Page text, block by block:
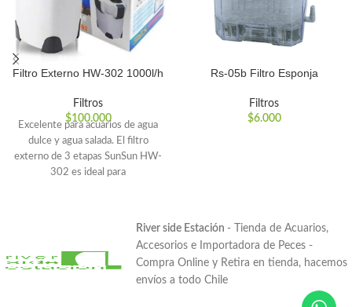
Filtro Externo HW-302 1000l/h
Filtros
$100.000
Excelente para acuarios de agua
dulce y agua salada. El filtro
externo de 3 etapas SunSun HW-
302 es ideal para
Rs-05b Filtro Esponja
Filtros
$6.000
River side Estación - Tienda de Acuarios,
Accesorios e Importadora de Peces -
Compra Online y Retira en tienda, hacemos
envíos a todo Chile